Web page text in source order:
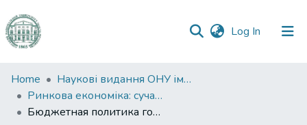
Log In (current)
Communities
&
Collections
Home
Наукові видання ОНУ імені І. І. Мечникова
Ринкова економіка: сучасна теорія і практика управління
Бюджетная политика государства в системе функционирования механизма рыночной экономики